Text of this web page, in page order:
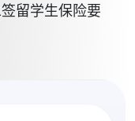
留学生保险要